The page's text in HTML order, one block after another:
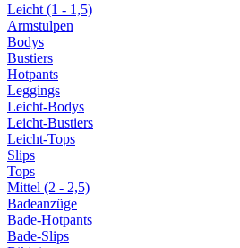
Leicht (1 - 1,5)
Armstulpen
Bodys
Bustiers
Hotpants
Leggings
Leicht-Bodys
Leicht-Bustiers
Leicht-Tops
Slips
Tops
Mittel (2 - 2,5)
Badeanzüge
Bade-Hotpants
Bade-Slips